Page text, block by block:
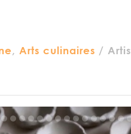
, Arts culinaires /